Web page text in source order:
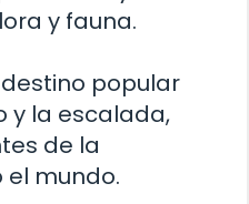
y fauna.
destino popular
y la escalada,
de la
mundo.